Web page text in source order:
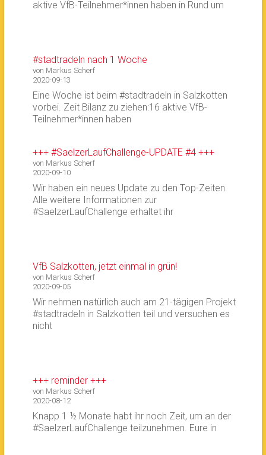
aktive VfB-Teilnehmer*innen haben in Rund um
#stadtradeln nach 1 Woche
von Markus Scherf
2020-09-13
Eine Woche ist beim #stadtradeln in Salzkotten
vorbei. Zeit Bilanz zu ziehen:16 aktive VfB-
Teilnehmer*innen haben
+++ #SaelzerLaufChallenge-UPDATE #4 +++
von Markus Scherf
2020-09-10
Wir haben ein neues Update zu den Top-Zeiten.
Alle weitere Informationen zur
#SaelzerLaufChallenge erhaltet ihr
VfB Salzkotten, jetzt einmal in grün!
von Markus Scherf
2020-09-05
Wir nehmen natürlich auch am 21-tägigen Projekt
#stadtradeln in Salzkotten teil und versuchen es
nicht
+++ reminder +++
von Markus Scherf
2020-08-12
Knapp 1 ½ Monate habt ihr noch Zeit, um an der
#SaelzerLaufChallenge teilzunehmen. Eure in